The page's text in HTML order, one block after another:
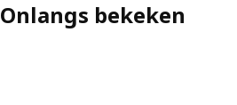
Onlangs bekeken